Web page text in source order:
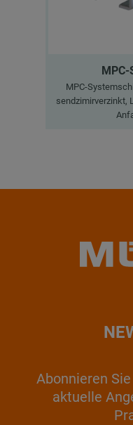
MPC-
sendzimirverzinkt,
Abonnieren
aktuelle